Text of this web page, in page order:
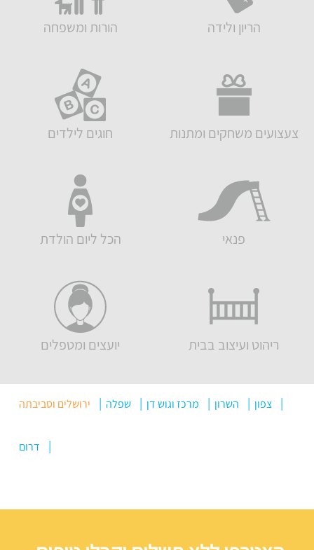
הורות ומשפחה הריון ולידה
חוגים לילדים צעצועים משחקים ומתנות
הכל ליום הולדת פנאי
יועצים ומטפלים ריהוט ועיצוב בבית
צפון השרון מרכז וגוש דן שפלה ירושלים וסביבתה
דרום